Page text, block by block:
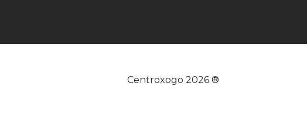
Centroxogo 2026 ®